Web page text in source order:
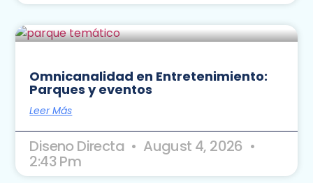
Omnicanalidad en Entretenimiento:
Parques y eventos
Leer Más
Diseno Directa August 4, 2026
2:43 Pm